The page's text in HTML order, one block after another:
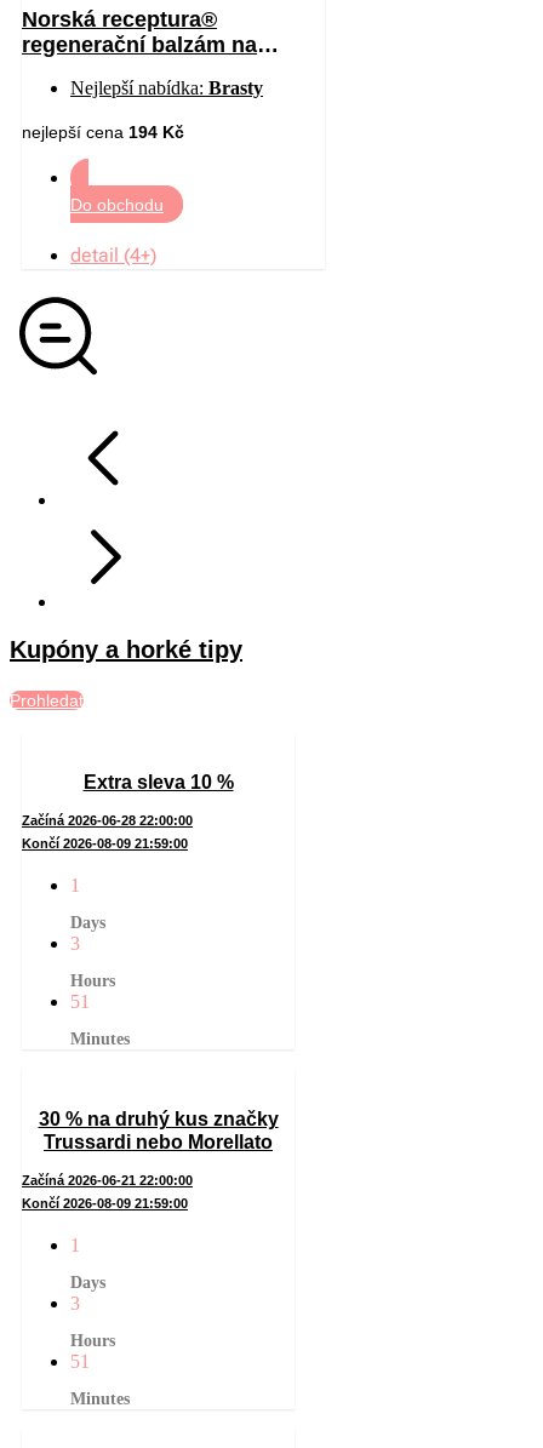
Norská receptura®
regenerační balzám na
Nejlepší nabídka: Brasty
nejlepší cena 194 Kč
Do obchodu
detail (4+)
Kupóny a horké tipy
Prohledat
Extra sleva 10 %
Začíná 2026-06-28 22:00:00
Končí 2026-08-09 21:59:00
1
Days
3
Hours
51
Minutes
30 % na druhý kus značky
Trussardi nebo Morellato
Začíná 2026-06-21 22:00:00
Končí 2026-08-09 21:59:00
1
Days
3
Hours
51
Minutes